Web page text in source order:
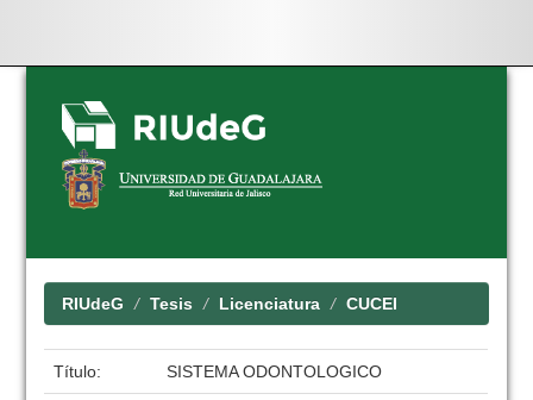
Skip
navigation
RIUdeG Tesis Licenciatura CUCEI
Título: SISTEMA ODONTOLOGICO